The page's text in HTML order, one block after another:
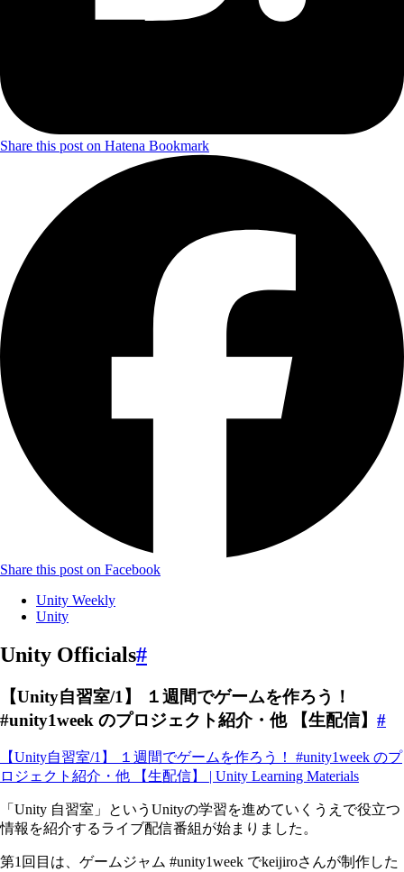
Share this post on Hatena Bookmark
Share this post on Facebook
Unity Weekly
Unity
Unity Officials#
【Unity自習室/1】 １週間でゲームを作ろう！
#unity1week のプロジェクト紹介・他 【生配信】 #
【Unity自習室/1】 １週間でゲームを作ろう！ #unity1week のプ
ロジェクト紹介・他 【生配信】 | Unity Learning Materials
「Unity 自習室」というUnityの学習を進めていくうえで役立つ
情報を紹介するライブ配信番組が始まりました。
第1回目は、ゲームジャム #unity1week でkeijiroさんが制作した